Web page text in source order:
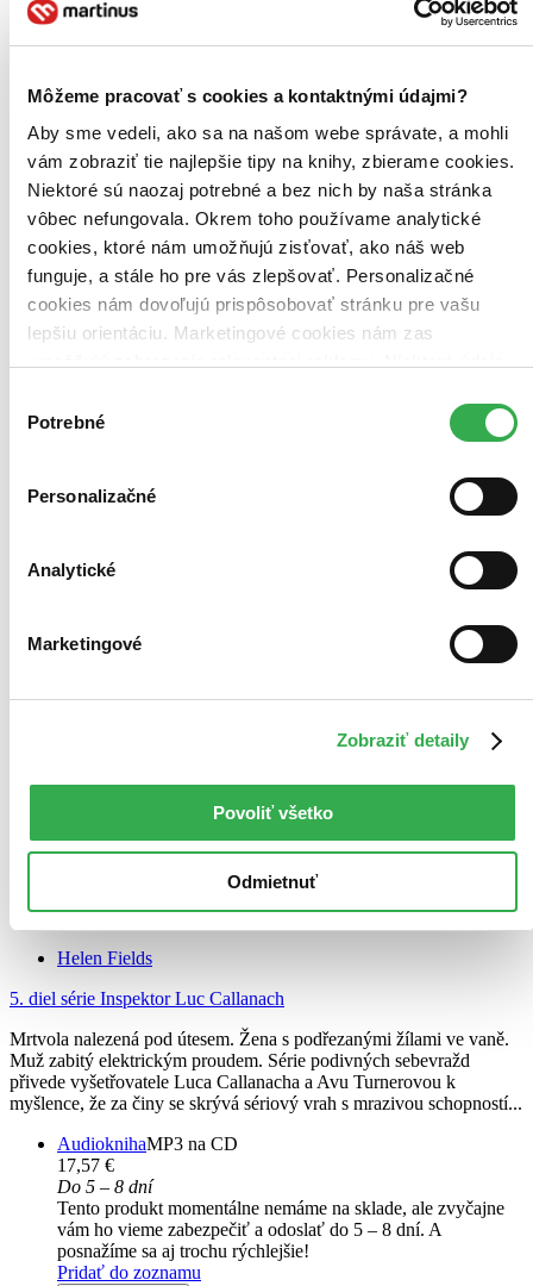
Môžeme pracovať s cookies a kontaktnými údajmi?
Aby sme vedeli, ako sa na našom webe správate, a mohli
vám zobraziť tie najlepšie tipy na knihy, zbierame cookies.
Niektoré sú naozaj potrebné a bez nich by naša stránka
vôbec nefungovala. Okrem toho používame analytické
cookies, ktoré nám umožňujú zisťovať, ako náš web
funguje, a stále ho pre vás zlepšovať. Personalizačné
cookies nám dovoľujú prispôsobovať stránku pre vašu
lepšiu orientáciu. Marketingové cookies nám zas
keby sme mohli používať všetky tieto cookies. Ďakujeme!
súhlasu
Potrebné
Personalizačné
Analytické
Marketingové
Zobraziť detaily
Povoliť všetko
Odmietnuť
Téhož dne na druhém konci města zemře bývalý šéfinspektor místní
Tomu se ale zdráhá uvěřit Ava Turnerová...
AudioknihaMP3 na CD
Na sklade 1 ks
Túto audioknihu máme síce aktuálne na sklade, máme však
už iba posledné kusy. Ak ju chcete mať rýchlo, ponáhľajte sa!
Dodanie ďalších môže trvať dlhšie, zvyčajne do 18 dní.
Pridať do zoznamu
Vložiť do košíka
CZ
Helen Fields
5. diel série Inspektor Luc Callanach
Mrtvola nalezená pod útesem. Žena s podřezanými žílami ve vaně.
Muž zabitý elektrickým proudem. Série podivných sebevražd
přivede vyšetřovatele Luca Callanacha a Avu Turnerovou k
myšlence, že za činy se skrývá sériový vrah s mrazivou schopností...
AudioknihaMP3 na CD
17,57 €
Do 5 – 8 dní
Tento produkt momentálne nemáme na sklade, ale zvyčajne
vám ho vieme zabezpečiť a odoslať do 5 – 8 dní. A
posnažíme sa aj trochu rýchlejšie!
Pridať do zoznamu